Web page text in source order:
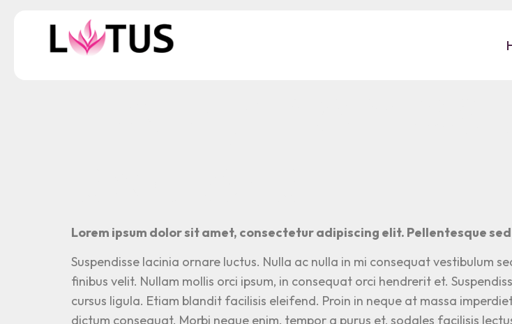
The sky is the
Lorem ipsum dolor sit amet, consectetur adipiscing elit. Pellentesque
Suspendisse lacinia ornare luctus. Nulla ac nulla in mi consequat vestibulum
finibus velit. Nullam mollis orci ipsum, in consequat orci hendrerit et.
cursus ligula. Etiam blandit facilisis eleifend. Proin in neque at massa
dictum consequat. Morbi neque enim, tempor a purus et, sodales facilisis